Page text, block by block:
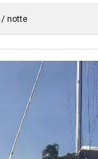
/ notte